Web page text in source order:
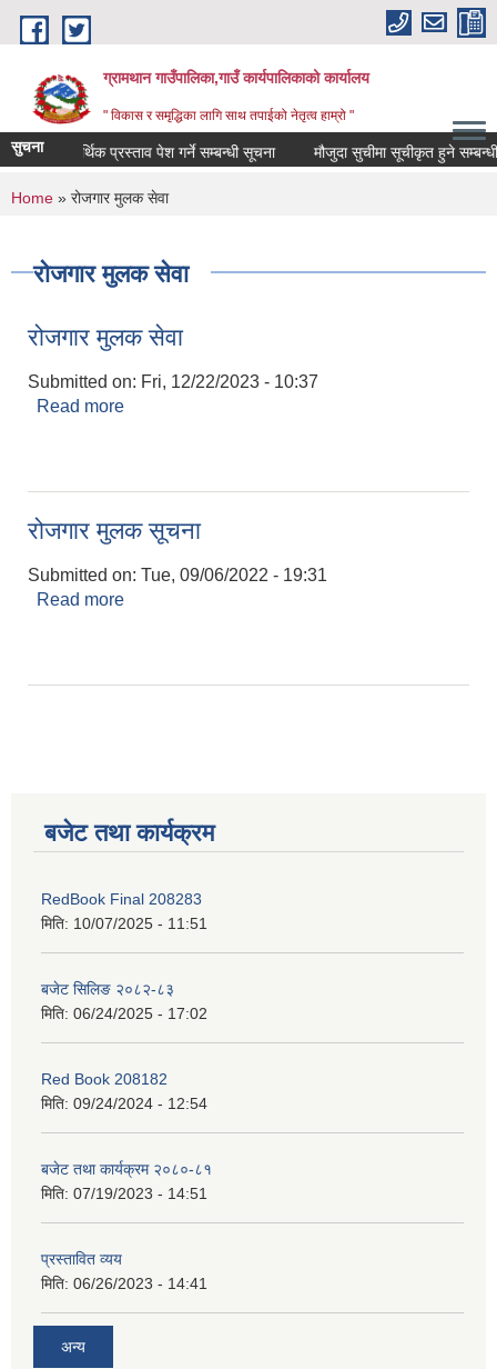
Skip to main content
ग्रामथान गाउँपालिका,गाउँ कार्यपालिकाको कार्यालय
" विकास र समृद्धिका लागि साथ तपाईको नेतृत्व हाम्रो "
सुचना
तथा आर्थिक प्रस्ताव पेश गर्ने सम्बन्धी सूचना मौजुदा सुचीमा सूचीकृत हुने सम्बन्धी
You are here
Home » रोजगार मुलक सेवा
रोजगार मुलक सेवा
रोजगार मुलक सेवा
Submitted on: Fri, 12/22/2023 - 10:37
Read more
रोजगार मुलक सूचना
Submitted on: Tue, 09/06/2022 - 19:31
Read more
बजेट तथा कार्यक्रम
RedBook Final 208283
मिति: 10/07/2025 - 11:51
बजेट सिलिङ २०८२-८३
मिति: 06/24/2025 - 17:02
Red Book 208182
मिति: 09/24/2024 - 12:54
बजेट तथा कार्यक्रम २०८०-८१
मिति: 07/19/2023 - 14:51
प्रस्तावित व्यय
मिति: 06/26/2023 - 14:41
अन्य